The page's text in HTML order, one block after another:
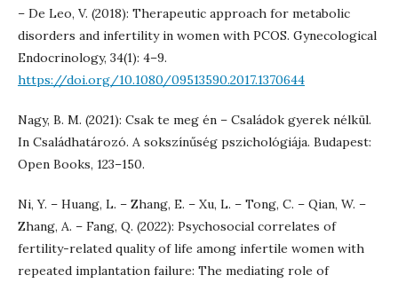
– De Leo, V. (2018): Therapeutic approach for metabolic
disorders and infertility in women with PCOS. Gynecological
Endocrinology, 34(1): 4–9.
https://doi.org/10.1080/09513590.2017.1370644
Nagy, B. M. (2021): Csak te meg én – Családok gyerek nélkül.
In Családhatározó. A sokszínűség pszichológiája. Budapest:
Open Books, 123–150.
Ni, Y. – Huang, L. – Zhang, E. – Xu, L. – Tong, C. – Qian, W. –
Zhang, A. – Fang, Q. (2022): Psychosocial correlates of
fertility-related quality of life among infertile women with
repeated implantation failure: The mediating role of